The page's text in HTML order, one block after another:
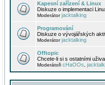
Kapesní zařízení & Linux
Diskuze o implementaci
Moderátorjacktalking
Programování
Diskuze o vývojářských
Moderátorjacktalking
Offtopic
Chcete-li si s ostatními
Moderátoři cHaOOs